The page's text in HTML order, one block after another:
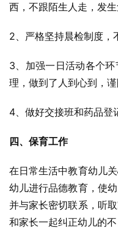
西，不跟陌生人走，发生
2、严格坚持晨检制度，
3、加强一日活动各个
理，做到了人到心到，谨
4、做好交接班和药品登
四、保育工作
在日常生活中教育幼儿
幼儿进行品德教育，使
并与家长密切联系，听
和家长一起纠正幼儿的不